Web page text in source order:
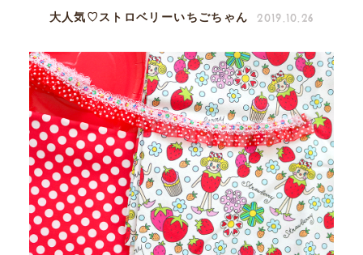
大人気♡ストロベリーいちごちゃん 2019.10.26